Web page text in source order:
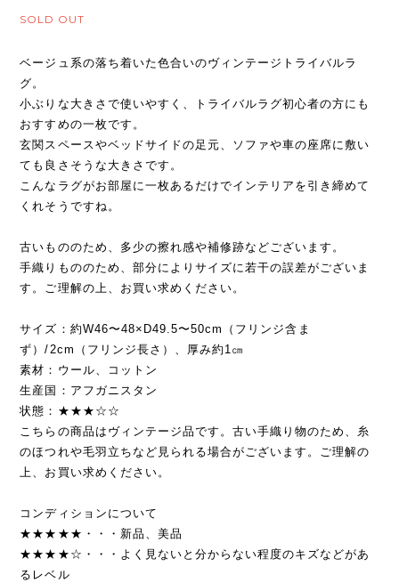
SOLD OUT
ベージュ系の落ち着いた色合いのヴィンテージトライバルラ
グ。
小ぶりな大きさで使いやすく、トライバルラグ初心者の方にも
おすすめの一枚です。
玄関スペースやベッドサイドの足元、ソファや車の座席に敷い
ても良さそうな大きさです。
こんなラグがお部屋に一枚あるだけでインテリアを引き締めて
くれそうですね。
古いもののため、多少の擦れ感や補修跡などございます。
手織りもののため、部分によりサイズに若干の誤差がございま
す。ご理解の上、お買い求めください。
サイズ：約W46〜48×D49.5〜50cm（フリンジ含ま
ず）/2cm（フリンジ長さ）、厚み約1㎝
素材：ウール、コットン
生産国：アフガニスタン
状態：★★★☆☆
こちらの商品はヴィンテージ品です。古い手織り物のため、糸
のほつれや毛羽立ちなど見られる場合がございます。ご理解の
上、お買い求めください。
コンディションについて
★★★★★・・・新品、美品
★★★★☆・・・よく見ないと分からない程度のキズなどがあ
るレベル